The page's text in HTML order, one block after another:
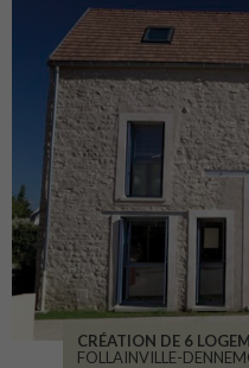
CRÉATION DE 6
FOLLAINVILLE-